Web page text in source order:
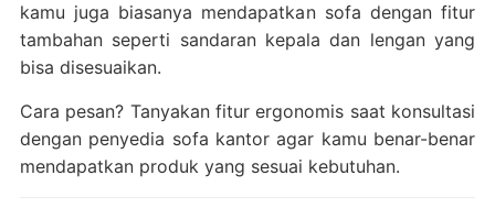
kamu juga biasanya mendapatkan sofa dengan fitur
tambahan seperti sandaran kepala dan lengan yang
bisa disesuaikan.
Cara pesan? Tanyakan fitur ergonomis saat konsultasi
dengan penyedia sofa kantor agar kamu benar-benar
mendapatkan produk yang sesuai kebutuhan.